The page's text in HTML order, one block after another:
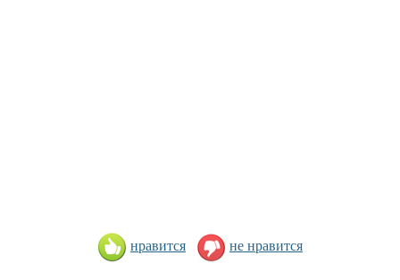
нравится не нравится